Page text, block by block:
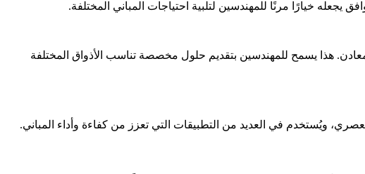
هذا يسمح للمهندسين بتقديم حلول مخصصة تناسب الأذواق المختلفة